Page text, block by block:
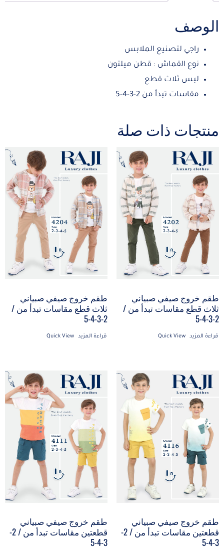
الوصف
راجي لتصنيع الملابس
نوع القماش : قطن ميلتون
لبس ثلاث قطع
مقاسات تبدأ من 2-3-4-5
منتجات ذات صلة
طقم خروج صيفي صبياني
ثلاث قطع مقاسات تبدأ من /
2-3-4-5
قراءة المزيد Quick View
طقم خروج صيفي صبياني
ثلاث قطع مقاسات تبدأ من /
2-3-4-5
قراءة المزيد Quick View
طقم خروج صيفي صبياني
قطعتين مقاسات تبدأ من / 2-
3-4-5
طقم خروج صيفي صبياني
قطعتين مقاسات تبدأ من / 2-
3-4-5